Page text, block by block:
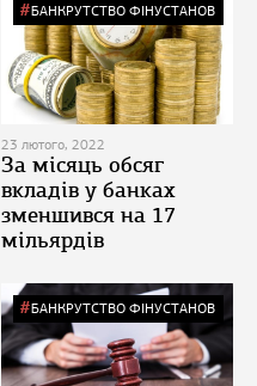
БАНКРУТСТВО ФІНУСТАНОВ
23 лютого, 2022
За місяць обсяг
вкладів у банках
зменшився на 17
мільярдів
БАНКРУТСТВО ФІНУСТАНОВ